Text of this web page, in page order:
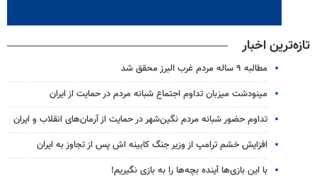
تازه‌ترین اخبار
مطالبه ۹ ساله مردم غرب البرز محقق شد
مینودشت میزبان تداوم اجتماع شبانه مردم در حمایت از ایران
تداوم حضور شبانه مردم نگین‌شهر در حمایت از آرمان‌های انقلاب و ایران
افزایش خشم ترامپ از وزیر جنگ کابینه اش پس از تجاوز به ایران
با این بازی‌ها آینده بچه‌ها را به بازی نگیریم!